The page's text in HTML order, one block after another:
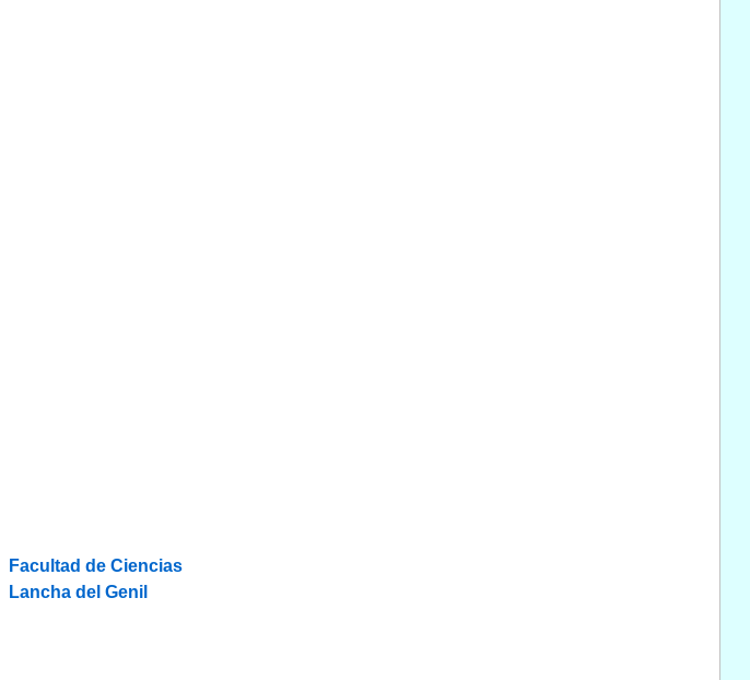
Facultad de Ciencias
Lancha del Genil